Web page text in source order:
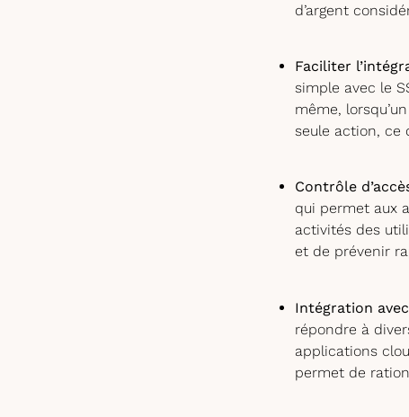
d’argent
Faciliter
simple avec le
même,
seule action, ce
Contrôle
qui permet aux
activités des
et de prévenir
Intégration
répondre à
applications
permet de